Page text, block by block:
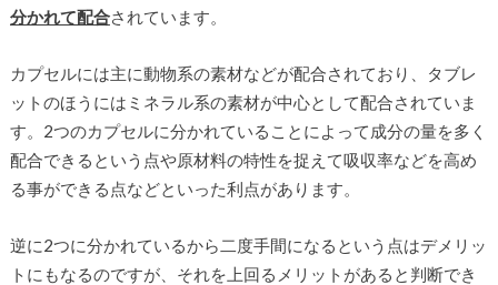
分かれて配合されています。
カプセルには主に動物系の素材などが配合されており、タブレ
ットのほうにはミネラル系の素材が中心として配合されていま
す。2つのカプセルに分かれていることによって成分の量を多く
配合できるという点や原材料の特性を捉えて吸収率などを高め
る事ができる点などといった利点があります。
逆に2つに分かれているから二度手間になるという点はデメリッ
トにもなるのですが、それを上回るメリットがあると判断でき